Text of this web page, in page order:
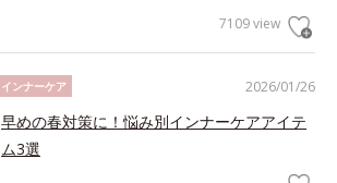
7109 view
2026/01/26
インナーケア
早めの春対策に！悩み別インナーケアアイテ
ム3選